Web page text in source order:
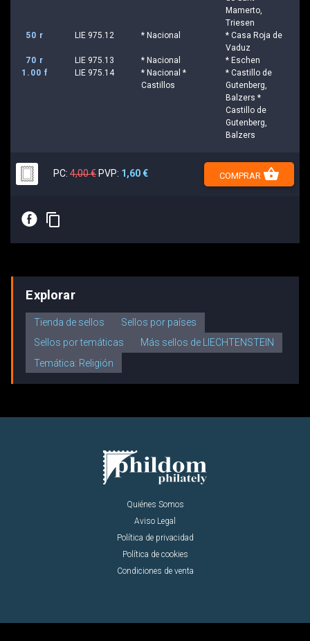
Mamerto,
Triesen
50 r
LIE 975.12 * Nacional
* Casa Roja de
Vaduz
70 r
LIE 975.13 * Nacional
* Eschen
1.00 f
LIE 975.14
* Nacional *
Castillos
* Castillo de
Gutenberg,
Balzers *
Castillo de
Gutenberg,
Balzers
PC: 4,00 € PVP: 1,60 € COMPRAR shopping_basket
E content_copy
Explorar
Tienda de sellos
Sellos por países
Sellos por temáticas
Más sellos de LIECHTENSTEIN
Temática: Religión
Quiénes Somos
Aviso Legal
Política de privacidad
Política de cookies
Condiciones de venta